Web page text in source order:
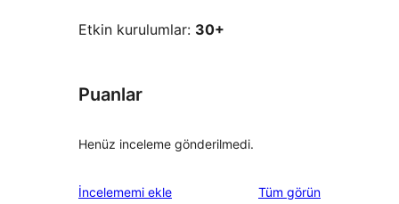
Etkin kurulumlar: 30+
Puanlar
Henüz inceleme gönderilmedi.
İncelememi ekle Tüm değerlendirmeleri
görün